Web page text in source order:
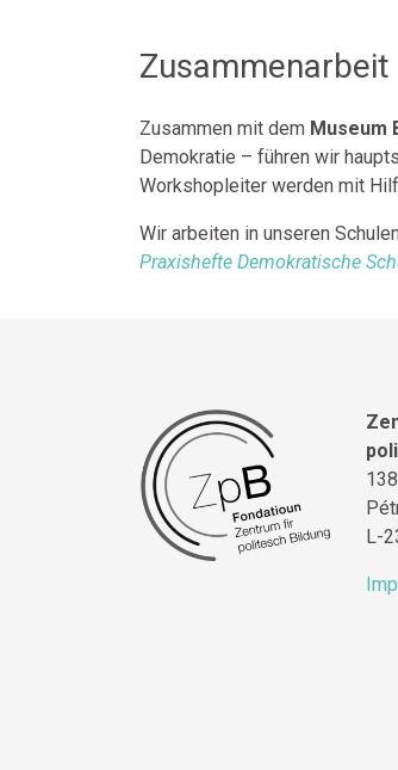
Zusammen mit dem Museum
Demokratie – führen wir
Workshopleiter werden mit
Wir arbeiten in unseren
Praxishefte Demokratische
L-